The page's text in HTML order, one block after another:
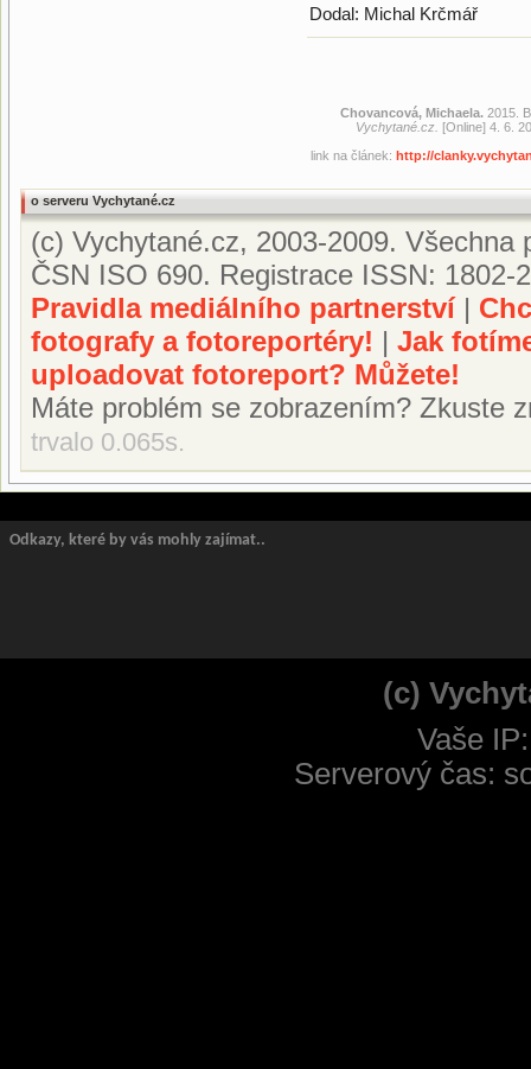
Dodal: Michal Krčmář
Chovancová, Michaela. 2015.
Vychytané.cz. [Online] 4. 6.
link na článek: http://
o serveru Vychytané.cz
(c) Vychytané.cz, 2003-2009.
ČSN ISO 690. Registrace ISSN: 1802-
Pravidla mediálního partnerství|
fotografy a fotoreportéry! | Jak
uploadovat fotoreport? Můžete!
Máte problém se zobrazením? Zkuste
trvalo 0.065s.
Odkazy, které by vás mohly zajímat..
(c)
Vaše
Serverový čas: